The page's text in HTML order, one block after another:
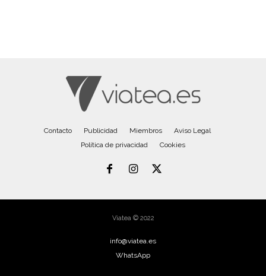
Contacto Publicidad Miembros
Aviso Legal
Política de privacidad
Cookies
Viatea © 2022
info@viatea.es
WhatsApp